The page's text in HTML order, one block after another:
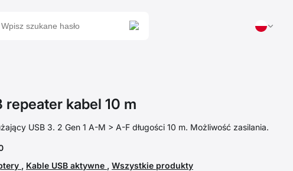
repeater kabel 10 m
USB 3. 2 Gen 1 A-M > A-F długości 10 m. Możliwość zasilania.
, Kable USB aktywne , Wszystkie produkty